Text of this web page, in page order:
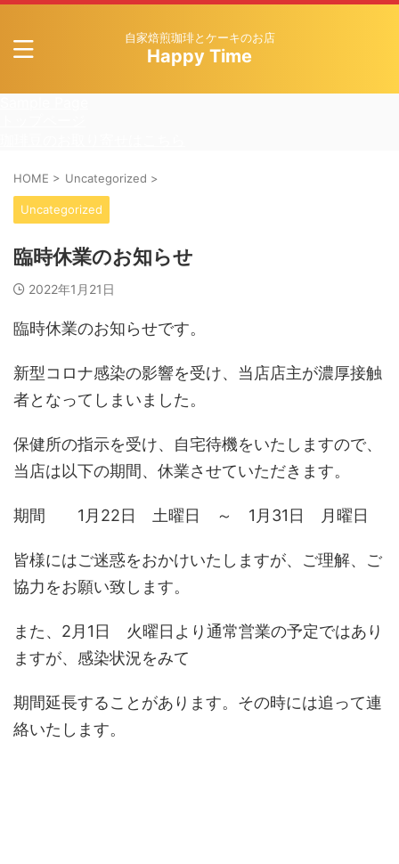
自家焙煎珈琲とケーキのお店
Happy Time
HOME > Uncategorized >
Uncategorized
臨時休業のお知らせ
2022年1月21日
臨時休業のお知らせです。
新型コロナ感染の影響を受け、当店店主が濃厚接触
者となってしまいました。
保健所の指示を受け、自宅待機をいたしますので、
当店は以下の期間、休業させていただきます。
期間 1月22日 土曜日 ～ 1月31日 月曜日
皆様にはご迷惑をおかけいたしますが、ご理解、ご
協力をお願い致します。
また、2月1日 火曜日より通常営業の予定ではあり
ますが、感染状況をみて
期間延長することがあります。その時には追って連
絡いたします。